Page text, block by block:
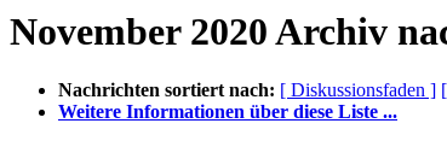
November 2020 Archiv
Nachrichten sortiert nach: [ Diskussionsfaden ]
Weitere Informationen über diese Liste ...